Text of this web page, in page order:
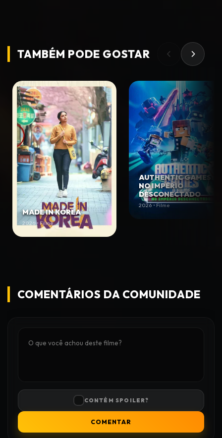
TAMBÉM PODE GOSTAR
MADE IN KOREA
2026 • Filme
AUTHENTIC GAMES:
NO IMPÉRIO
DESCONECTADO
2026 • Filme
COMENTÁRIOS DA COMUNIDADE
CONTÉM SPOILER?
COMENTAR